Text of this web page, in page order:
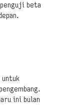
beta
untuk
ini bulan